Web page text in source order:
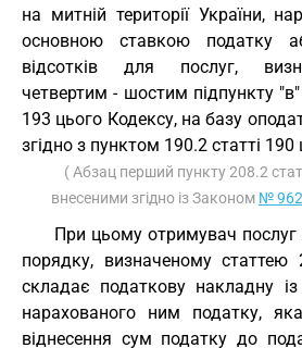
на митній території України,
основною ставкою податку
відсотків для послуг,
четвертим - шостим підпункту "в"
193 цього Кодексу, на базу
згідно з пунктом 190.2 статті
( Абзац перший пункту 208.2
внесеними згідно із Законом №
При цьому отримувач послуг
порядку, визначеному статтею
складає податкову накладну
нарахованого ним податку,
віднесення сум податку до